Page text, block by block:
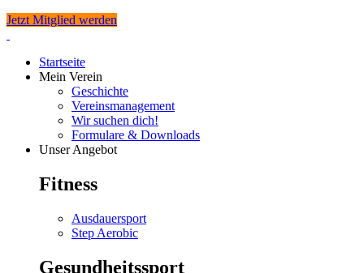
Jetzt Mitglied werden
Startseite
Mein Verein
Geschichte
Vereinsmanagement
Wir suchen dich!
Formulare & Downloads
Unser Angebot
Fitness
Ausdauersport
Step Aerobic
Gesundheitssport